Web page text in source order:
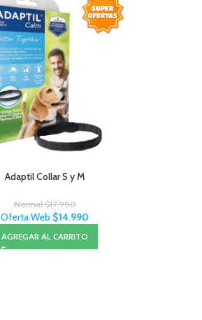
Adaptil Collar S y M
Normal$17.990
Oferta Web $14.990
AGREGAR AL CARRITO